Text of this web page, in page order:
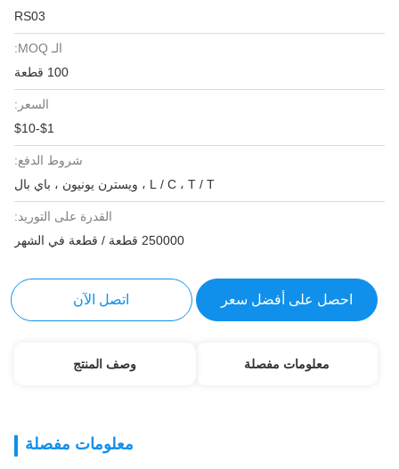
RS03
الـ MOQ:
100 قطعة
السعر:
$1-$10
شروط الدفع:
L / C ، T / T ، ويسترن يونيون ، باي بال
القدرة على التوريد:
250000 قطعة / قطعة في الشهر
احصل على أفضل سعر اتصل الآن
معلومات مفصلة وصف المنتج
معلومات مفصلة